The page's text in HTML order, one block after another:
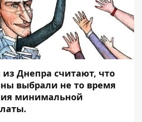
Днепра считают, что
выбрали не то время
минимальной